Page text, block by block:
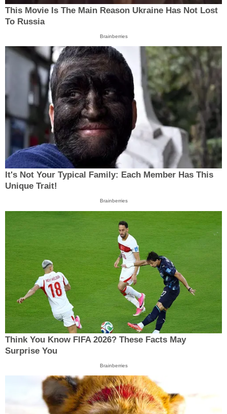
This Movie Is The Main Reason Ukraine Has Not Lost
To Russia
Brainberries
It's Not Your Typical Family: Each Member Has This
Unique Trait!
Brainberries
Think You Know FIFA 2026? These Facts May
Surprise You
Brainberries